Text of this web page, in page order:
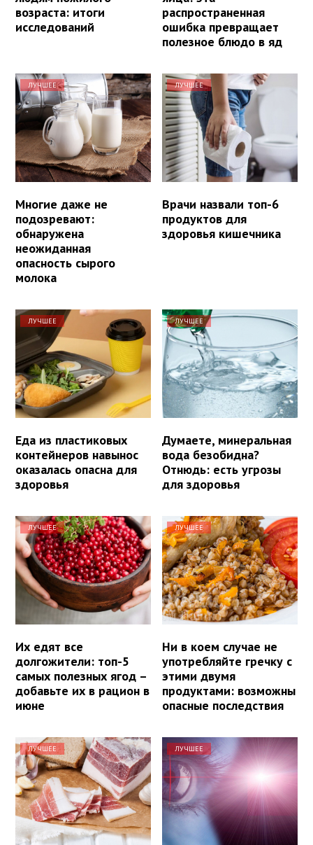
возраста: итоги
исследований
распространенная
ошибка превращает
полезное блюдо в яд
ЛУЧШЕЕ
Многие даже не
подозревают:
обнаружена
неожиданная
опасность сырого
молока
ЛУЧШЕЕ
Врачи назвали топ-6
продуктов для
здоровья кишечника
ЛУЧШЕЕ
Еда из пластиковых
контейнеров навынос
оказалась опасна для
здоровья
ЛУЧШЕЕ
Думаете, минеральная
вода безобидна?
Отнюдь: есть угрозы
для здоровья
ЛУЧШЕЕ
Их едят все
долгожители: топ-5
самых полезных ягод –
добавьте их в рацион в
июне
ЛУЧШЕЕ
Ни в коем случае не
употребляйте гречку с
этими двумя
продуктами: возможны
опасные последствия
ЛУЧШЕЕ ЛУЧШЕЕ